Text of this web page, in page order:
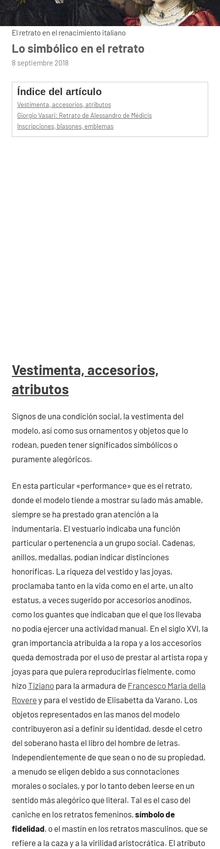
El retrato en el renacimiento italiano
Lo simbólico en el retrato
por
8 septiembre 2018
Índice del artículo
Vestimenta, accesorios, atributos
Giorgio Vasari: Retrato de Alessandro de Médicis
Inscripciones, blasones, emblemas
Vestimenta, accesorios,
atributos
Signos de una condición social, la vestimenta del
modelo, así como sus ornamentos y objetos que lo
rodean, pueden tener significados simbólicos o
puramente alegóricos.
En esta particular «performance» que es el retrato,
donde el modelo tiende a mostrar su lado más amable,
siempre se ha prestado gran atención a la
indumentaria. El vestuario indicaba una función
particular o pertenencia a un grupo social. Cadenas,
anillos, medallas, podían indicar distinciones
honoríficas. La riqueza del vestido y las joyas,
proclamaba tanto en la vida como en el arte, un alto
estatus, a veces sugerido por accesorios anodinos,
como los guantes que indicaban que el que los llevaba
no podía ejercer una actividad manual. En el siglo XVI, la
gran importancia atribuida a la ropa y a los accesorios
queda demostrada por el uso de prestar al artista ropa y
joyas para que puiera reproducirlas fielmente, como
hizoTiziano para la armadura de Francesco Maria della
Rovere y para el vestido de Elisabetta da Varano. Los
objetos representados en las manos del modelo
contribuyeron así a definir su identidad, desde el cetro
del soberano hasta el libro del hombre de letras.
Independientemente de que sean o no de su propiedad,
a menudo se eligen debido a sus connotaciones
morales o sociales, y por lo tanto deben leerse en un
sentido más alegórico que literal. Tal es el caso del
caniche en los retratos femeninos, símbolo de
fidelidad, o el mastín en los retratos masculinos, que se
refiere a la caza y a la virilidad aristocrática. El atributo